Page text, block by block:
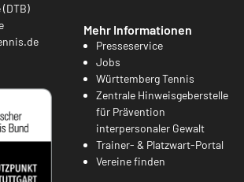
Mehr Informationen
Presseservice
Jobs
Württemberg Tennis
Zentrale Hinweisgeberstelle
für Prävention
interpersonaler Gewalt
Trainer- & Platzwart-Portal
Vereine finden